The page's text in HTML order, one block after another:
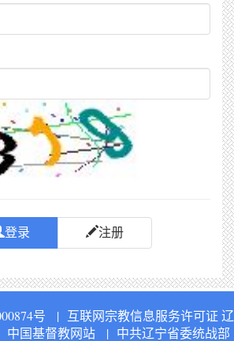
登录 注册
号 | 互联网宗教信息服务许可证 辽
中国基督教网站 | 中共辽宁省委统战部